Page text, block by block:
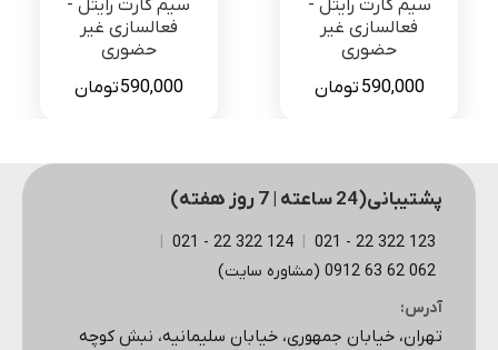
سیم کارت رایتل -
فعالسازی غیر
حضوری
590,000 تومان
سیم کارت رایتل -
فعالسازی غیر
حضوری
590,000تومان
پشتیبانی(24 ساعته | 7 روز هفته)
123 322 22 - 021
124 322 22 - 021
062 62 63 0912 (مشاوره سایت)
آدرس:
تهران، خیابان جمهوری، خیابان سلیمانیه، نبش کوچه